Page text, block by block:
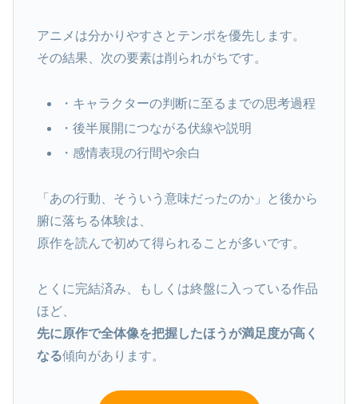
アニメは分かりやすさとテンポを優先します。
その結果、次の要素は削られがちです。
・キャラクターの判断に至るまでの思考過程
・後半展開につながる伏線や説明
・感情表現の行間や余白
「あの行動、そういう意味だったのか」と後から
腑に落ちる体験は、
原作を読んで初めて得られることが多いです。
とくに完結済み、もしくは終盤に入っている作品
ほど、
先に原作で全体像を把握したほうが満足度が高く
なる傾向があります。